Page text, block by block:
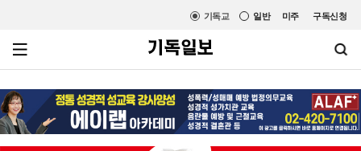
미주 구독신청
일반
기독교